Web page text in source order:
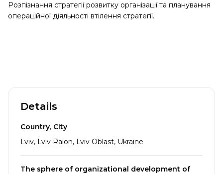
Розпізнання стратегії розвитку організації та планування
операційної діяльності втілення стратегії.
Details
Country, City
Lviv, Lviv Raion, Lviv Oblast, Ukraine
The sphere of organizational development of